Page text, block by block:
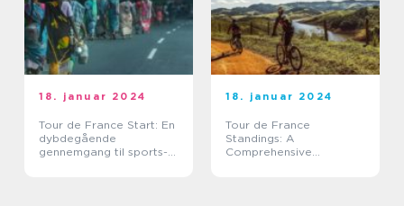
18. januar 2024
Tour de France Start: En
dybdegående
gennemgang til sports-
18. januar 2024
Tour de France
Standings: A
Comprehensive